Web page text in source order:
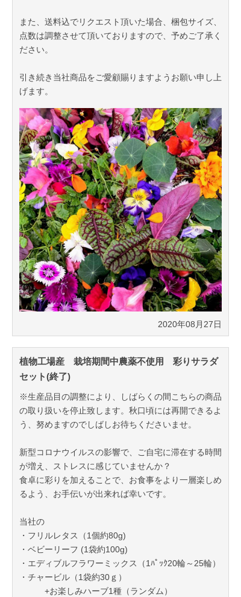
また、送料込でリクエスト頂いた場合、梱包サイズ、
点数は調整させて頂いておりますので、予めご了承く
ださい。
引き続き当社商品をご愛顧賜りますようお願い申し上
げます。
2020年08月27日
植物工場産 栽培期間中農薬不使用 彩りサラダ
セット(終了)
※生産品目の調整により、しばらくの間こちらの商品
の取り扱いを停止致します。秋口頃には再開できるよ
う、努めますのでしばしお待ちくださいませ。
新型コロナウイルスの影響で、ご自宅に滞在する時間
が増え、ストレスに感じていませんか？
食卓に彩りを加えることで、お食事をより一層楽しめ
るよう、お手伝いが出来れば幸いです。
当社の
・フリルレタス（1個約80g)
・ベビーリーフ (1袋約100g)
・エディブルフラワーミックス（1ﾊﾟｯｸ20輪～25輪）
・チャービル（1袋約30ｇ）
+お楽しみハーブ1種（ランダム）